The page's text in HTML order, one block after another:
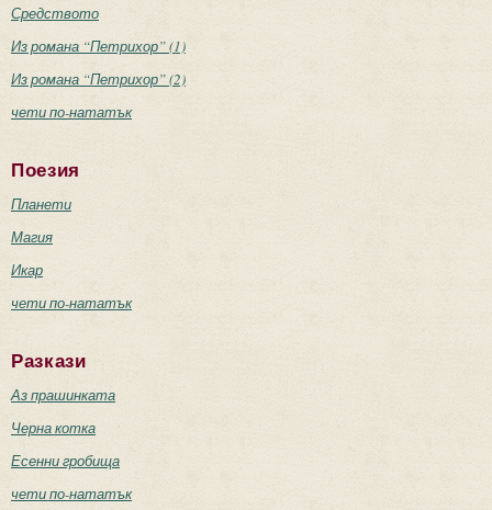
Средството
Из романа “Петрихор” (1)
Из романа “Петрихор” (2)
чети по-нататък
Поезия
Планети
Магия
Икар
чети по-нататък
Разкази
Аз прашинката
Черна котка
Есенни гробища
чети по-нататък